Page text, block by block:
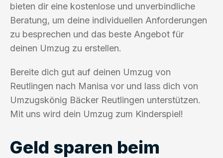
bieten dir eine kostenlose und unverbindliche
Beratung, um deine individuellen Anforderungen
zu besprechen und das beste Angebot für
deinen Umzug zu erstellen.
Bereite dich gut auf deinen Umzug von
Reutlingen nach Manisa vor und lass dich von
Umzugskönig Bäcker Reutlingen unterstützen.
Mit uns wird dein Umzug zum Kinderspiel!
Geld sparen beim